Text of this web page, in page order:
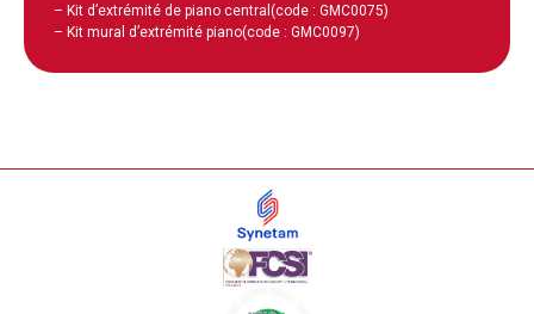
– Kit d’extrémité de piano central (code : GMC0075)
– Kit mural d’extrémité piano(code : GMC0097)